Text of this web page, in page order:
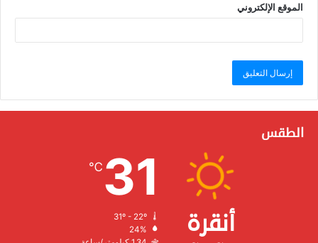
الموقع الإلكتروني
الطقس
أنقرة
31
℃
الرطوبة: